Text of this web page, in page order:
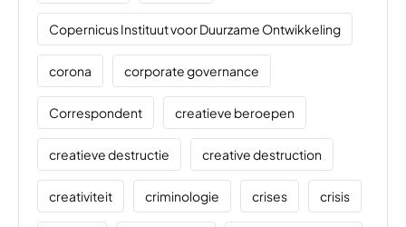
Copernicus Instituut voor Duurzame Ontwikkeling
corona corporate governance
Correspondent creatieve beroepen
creatieve destructie creative destruction
creativiteit criminologie crises crisis